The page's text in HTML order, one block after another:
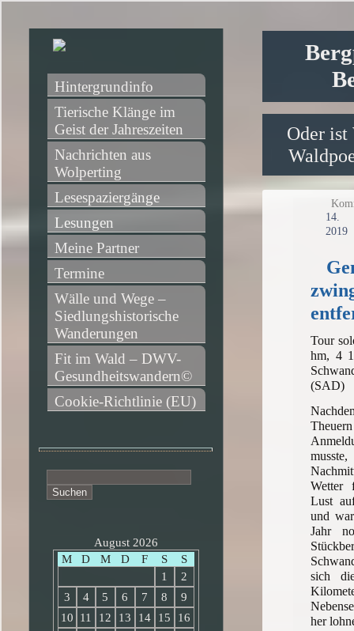
Oder ist
2019
Tour
hm, 4
(SAD)
Wetter
Lust
und
Jahr
sich
her
Hintergrundinfo
Tierische Klänge im
Geist der Jahreszeiten
Nachrichten aus
Wolperting
Lesespaziergänge
Lesungen
Meine Partner
Termine
Wälle und Wege –
Siedlungshistorische
Wanderungen
Fit im Wald – DWV-
Gesundheitswandern©
Cookie-Richtlinie (EU)
nach:
August 2026
M
D M D F S
S
1
2
3
4 5 6 7 8
9
10
11 12 13 14 15
16